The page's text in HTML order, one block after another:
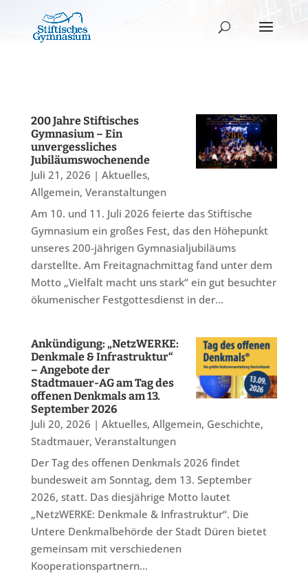
200 Jahre Stiftisches
Gymnasium – Ein
unvergessliches
Jubiläumswochenende
Juli 21, 2026 | Aktuelles,
Allgemein, Veranstaltungen
Am 10. und 11. Juli 2026 feierte das Stiftische
Gymnasium ein großes Fest, das den Höhepunkt
unseres 200-jährigen Gymnasialjubiläums
darstellte. Am Freitagnachmittag fand unter dem
Motto „Vielfalt macht uns stark“ ein gut besuchter
ökumenischer Festgottesdienst in der...
Ankündigung: „NetzWERKE:
Denkmale & Infrastruktur“
– Angebote der
Stadtmauer-AG am Tag des
offenen Denkmals am 13.
September 2026
Juli 20, 2026 | Aktuelles, Allgemein, Geschichte,
Stadtmauer, Veranstaltungen
Der Tag des offenen Denkmals 2026 findet
bundesweit am Sonntag, dem 13. September
2026, statt. Das diesjährige Motto lautet
„NetzWERKE: Denkmale & Infrastruktur“. Die
Untere Denkmalbehörde der Stadt Düren bietet
gemeinsam mit verschiedenen
Kooperationspartnern...